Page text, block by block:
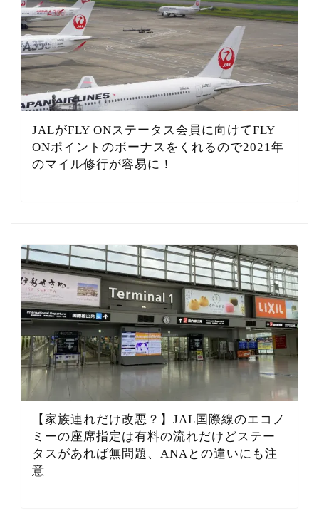
JALがFLY ONステータス会員に向けてFLY
ONポイントのボーナスをくれるので2021年
のマイル修行が容易に！
【家族連れだけ改悪？】JAL国際線のエコノ
ミーの座席指定は有料の流れだけどステー
タスがあれば無問題、ANAとの違いにも注
意